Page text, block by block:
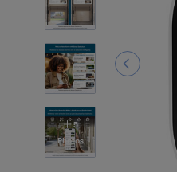
5
Photos